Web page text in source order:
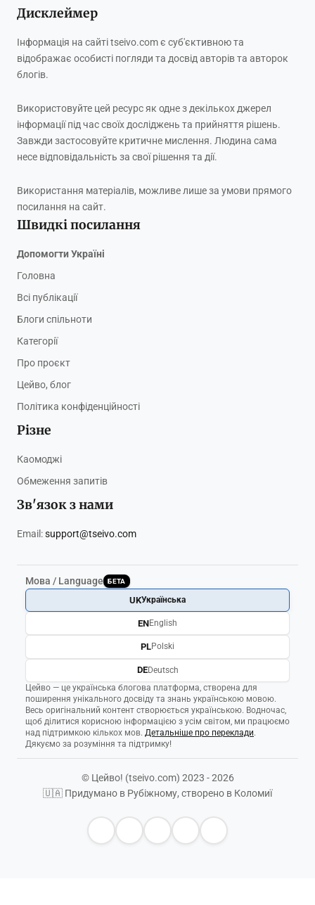
Дисклеймер
Інформація на сайті tseivo.com є суб'єктивною та
відображає особисті погляди та досвід авторів та авторок
блогів.
Використовуйте цей ресурс як одне з декількох джерел
інформації під час своїх досліджень та прийняття рішень.
Завжди застосовуйте критичне мислення. Людина сама
несе відповідальність за свої рішення та дії.
Використання матеріалів, можливе лише за умови прямого
посилання на сайт.
Швидкі посилання
Допомогти Україні
Головна
Всі публікації
Блоги спільноти
Категорії
Про проєкт
Цейво, блог
Політика конфіденційності
Різне
Каомоджі
Обмеження запитів
Зв'язок з нами
Email:support@tseivo.com
Мова / Language БЕТА
Цейво — це українська блогова платформа, створена для
поширення унікального досвіду та знань українською мовою.
Весь оригінальний контент створюється українською. Водночас,
щоб ділитися корисною інформацією з усім світом, ми працюємо
над підтримкою кількох мов. Детальніше про переклади.
Дякуємо за розуміння та підтримку!
UKУкраїнська
ENEnglish
PLPolski
DEDeutsch
© Цейво! (tseivo.com) 2023 - 2026
🇺🇦 Придумано в Рубіжному, створено в Коломиї